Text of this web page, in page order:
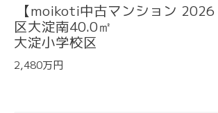
【moikoti中古マンション
区大淀南40.0㎡
大淀小学校区
2,480万円